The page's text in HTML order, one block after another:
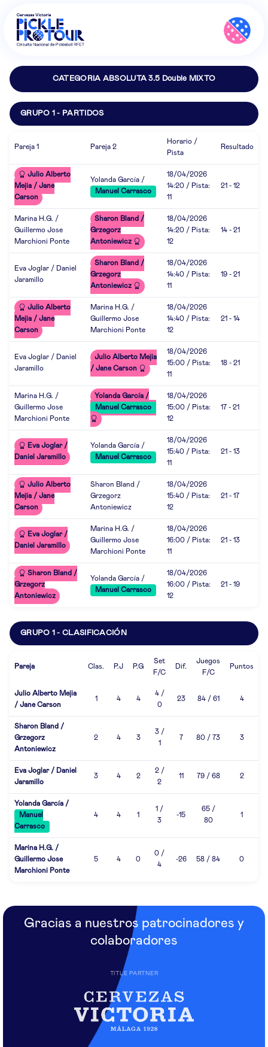
CATEGORIA ABSOLUTA 3.5 Double MIXTO
GRUPO 1 - PARTIDOS
Pareja 1 Pareja 2
Horario /
Pista
Resultado
Julio Alberto
Mejia / Jane
Carson
Yolanda García /
Manuel Carrasco
18/04/2026
14:20 / Pista:
11
21 - 12
Marina H.G. /
Guillermo Jose
Marchioni Ponte
Sharon Bland /
Grzegorz
Antoniewicz
18/04/2026
14:20 / Pista:
12
14 - 21
Eva Joglar / Daniel
Jaramillo
Sharon Bland /
Grzegorz
Antoniewicz
18/04/2026
14:40 / Pista:
11
19 - 21
Julio Alberto
Mejia / Jane
Carson
Marina H.G. /
Guillermo Jose
Marchioni Ponte
18/04/2026
14:40 / Pista:
12
21 - 14
Eva Joglar / Daniel
Jaramillo
Julio Alberto Mejia
/ Jane Carson
18/04/2026
15:00 / Pista:
11
18 - 21
Marina H.G. /
Guillermo Jose
Marchioni Ponte
Yolanda García /
Manuel Carrasco
18/04/2026
15:00 / Pista:
12
17 - 21
Eva Joglar /
Daniel Jaramillo
Yolanda García /
Manuel Carrasco
18/04/2026
15:40 / Pista:
11
21 - 13
Julio Alberto
Mejia / Jane
Carson
Sharon Bland /
Grzegorz
Antoniewicz
18/04/2026
15:40 / Pista:
12
21 - 17
Eva Joglar /
Daniel Jaramillo
Marina H.G. /
Guillermo Jose
Marchioni Ponte
18/04/2026
16:00 / Pista:
11
21 - 13
Sharon Bland /
Grzegorz
Antoniewicz
Yolanda García /
Manuel Carrasco
18/04/2026
16:00 / Pista:
12
21 - 19
GRUPO 1 - CLASIFICACIÓN
Pareja Clas. P.J P.G
Set
F/C
Dif.
Juegos
F/C
Puntos
Julio Alberto Mejia
/ Jane Carson
1 4 4
4 /
0
23 84 / 61 4
Sharon Bland /
Grzegorz
Antoniewicz
2 4 3
3 /
1
7 80 / 73 3
Eva Joglar / Daniel
Jaramillo
3 4 2
2 /
2
11 79 / 68 2
Yolanda García /
Manuel
Carrasco
4 4 1
1 /
3
-15
65 /
80
1
Marina H.G. /
Guillermo Jose
Marchioni Ponte
5 4 0
0 /
4
-26 58 / 84 0
Gracias a nuestros patrocinadores y
colaboradores
TITLE PARTNER